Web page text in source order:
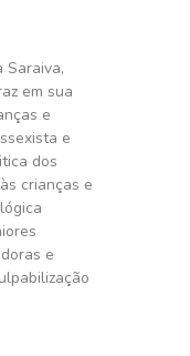
Saraiva,
em sua
e
e
dos
crianças e
e